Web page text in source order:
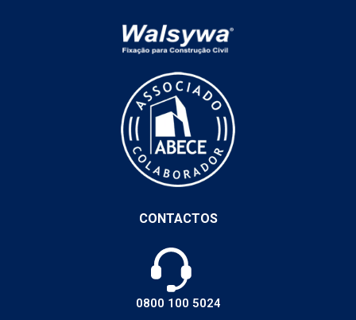
CONTACTOS
0800 100 5024